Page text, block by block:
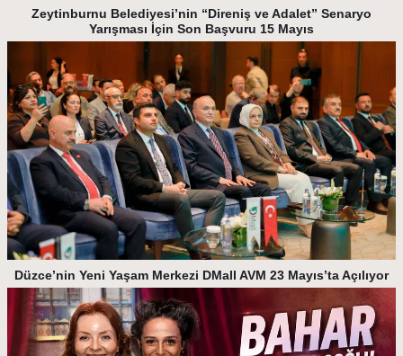
Zeytinburnu Belediyesi’nin “Direniş ve Adalet” Senaryo
Yarışması İçin Son Başvuru 15 Mayıs
Düzce’nin Yeni Yaşam Merkezi DMall AVM 23 Mayıs’ta Açılıyor